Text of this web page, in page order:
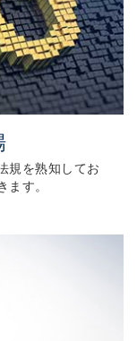
規を熟知してお
す。
法規を熟知し
力できます。